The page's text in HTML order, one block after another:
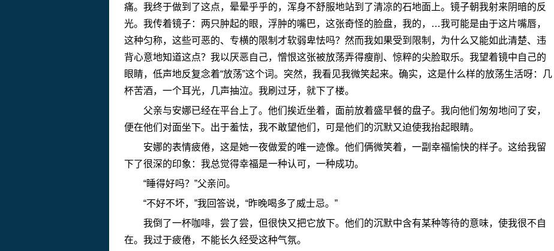
痛。我终于做到了这点，晕晕乎乎的，浑身不舒服地站到了清凉的石地面上。镜子朝我射来阴暗的反
光。我传着镜子：两只肿起的眼，浮肿的嘴巴，这张奇怪的脸盘，我的，…我可能是由于这片嘴唇，
这种匀称，这些可恶的、专横的限制才软弱卑怯吗？然而我如果受到限制，为什么又能如此清楚、违
背心意地知道这点？我以厌恶自己，憎恨这张被放荡弄得瘦削、惊粹的尖脸取乐。我望着镜中自己的
眼睛，低声地反复念着“放荡”这个词。突然，我看见我微笑起来。确实，这是什么样的放荡生活呀：几
杯苦酒，一个耳光，几声抽泣。我刷过牙，就下了楼。
父亲与安娜已经在平台上了。他们挨近坐着，面前放着盛早餐的盘子。我向他们匆匆地问了安，
便在他们对面坐下。出于羞怯，我不敢望他们，可是他们的沉默又迫使我抬起眼睛。
安娜的表情疲倦，这是她一夜做爱的唯一迹像。他们俩微笑着，一副幸福愉快的样子。这给我留
下了很深的印象：我总觉得幸福是一种认可，一种成功。
“睡得好吗？”父亲问。
“不好不坏，”我回答说，“昨晚喝多了威士忌。”
我倒了一杯咖啡，尝了尝，但很快又把它放下。他们的沉默中含有某种等待的意味，使我很不自
在。我过于疲倦，不能长久经受这种气氛。